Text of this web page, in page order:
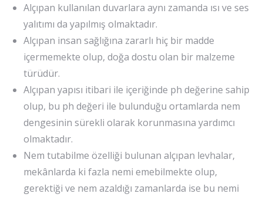
Alçıpan kullanılan duvarlara aynı zamanda ısı ve ses
yalıtımı da yapılmış olmaktadır.
Alçıpan insan sağlığına zararlı hiç bir madde
içermemekte olup, doğa dostu olan bir malzeme
türüdür.
Alçıpan yapısı itibari ile içeriğinde ph değerine sahip
olup, bu ph değeri ile bulunduğu ortamlarda nem
dengesinin sürekli olarak korunmasına yardımcı
olmaktadır.
Nem tutabilme özelliği bulunan alçıpan levhalar,
mekânlarda ki fazla nemi emebilmekte olup,
gerektiği ve nem azaldığı zamanlarda ise bu nemi